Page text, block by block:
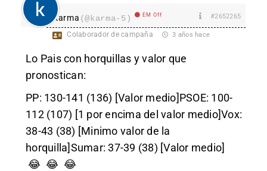
karma (@karma-5) EM Off #2652265
Colaborador de campaña 3 años hace
Lo Pais con horquillas y valor que
pronostican:
PP: 130-141 (136) [Valor medio]PSOE: 100-
112 (107) [1 por encima del valor medio]Vox:
38-43 (38) [Minimo valor de la
horquilla]Sumar: 37-39 (38) [Valor medio]
😂 😂 😂